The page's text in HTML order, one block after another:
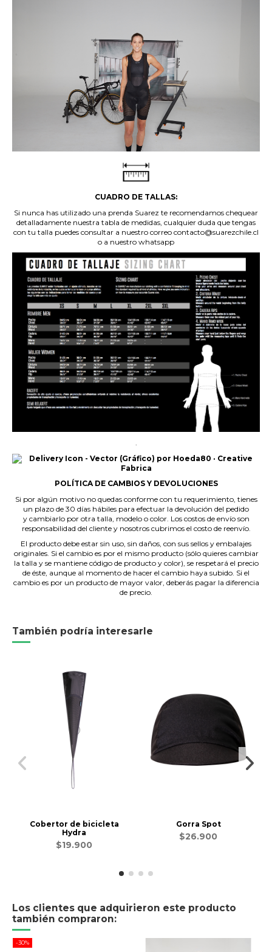
CUADRO DE TALLAS:
Si nunca has utilizado una prenda Suarez te recomendamos chequear
detalladamente nuestra tabla de medidas, cualquier duda que tengas
con tu talla puedes consultar a nuestro correo contacto@suarezchile.cl
o a nuestro whatsapp
.
POLÍTICA DE CAMBIOS Y DEVOLUCIONES
Si por algún motivo no quedas conforme con tu requerimiento, tienes
un plazo de 30 días hábiles para efectuar la devolución del pedido
y cambiarlo por otra talla, modelo o color. Los costos de envío son
responsabilidad del cliente y nosotros cubrimos el costo de reenvío.
El producto debe estar sin uso, sin daños, con sus sellos y embalajes
originales. Si el cambio es por el mismo producto (sólo quieres cambiar
la talla y se mantiene código de producto y color), se respetará el precio
de éste, aunque al momento de hacer el cambio haya subido. Si el
cambio es por un producto de mayor valor, deberás pagar la diferencia
de precio.
También podría interesarle
Cobertor de bicicleta
Hydra
$19.900
Gorra Spot
$26.900
Los clientes que adquirieron este producto
también compraron:
-30%